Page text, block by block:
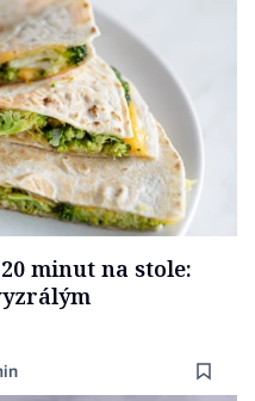
minut na stole: